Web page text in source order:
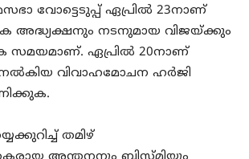
വോട്ടെടുപ്പ് ഏപ്രിൽ 23നാണ്
അദ്ധ്യക്ഷനും നടനുമായ വിജയ്ക്കും
സമയമാണ്. ഏപ്രിൽ 20നാണ്
നൽകിയ വിവാഹമോചന ഹർജി
തമിഴ്